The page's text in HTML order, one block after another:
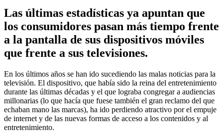
Las últimas estadísticas ya apuntan que
los consumidores pasan más tiempo frente
a la pantalla de sus dispositivos móviles
que frente a sus televisiones.
En los últimos años se han ido sucediendo las malas noticias para la
televisión. El dispositivo, que había sido la reina del entretenimiento
durante las últimas décadas y el que lograba congregar a audiencias
millonarias (lo que hacía que fuese también el gran reclamo del que
echaban mano las marcas), ha ido perdiendo atractivo por el empuje
de internet y de las nuevas formas de acceso a los contenidos y al
entretenimiento.